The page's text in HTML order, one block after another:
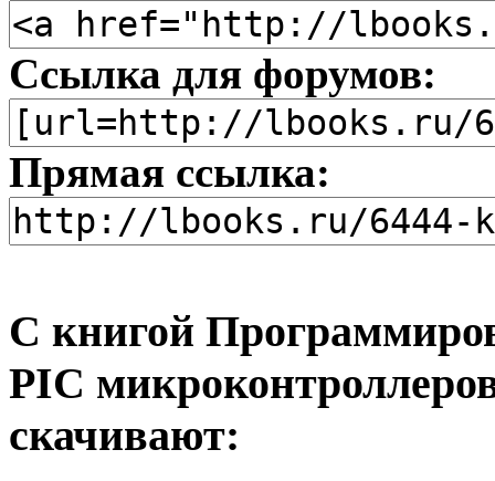
Ссылка для форумов:
Прямая ссылка:
С книгой
PIC
скачивают: